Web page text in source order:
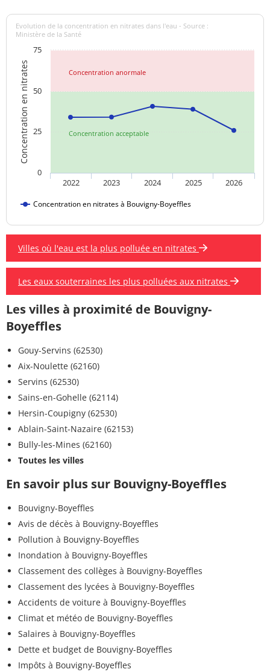
Concentration acceptable
Concentration anormale
Concentration en nitrates
Evolution de la concentration en nitrates dans l'eau - Source :
Ministère de la Santé
Concentration en nitrates à Bouvigny-Boyeffles
2022 2023 2024 2025 2026
0
25
50
75
Villes où l'eau est la plus polluée en nitrates
Les eaux souterraines les plus polluées aux nitrates
Les villes à proximité de Bouvigny-
Boyeffles
Gouy-Servins (62530)
Aix-Noulette (62160)
Servins (62530)
Sains-en-Gohelle (62114)
Hersin-Coupigny (62530)
Ablain-Saint-Nazaire (62153)
Bully-les-Mines (62160)
Toutes les villes
En savoir plus sur Bouvigny-Boyeffles
Bouvigny-Boyeffles
Avis de décès à Bouvigny-Boyeffles
Pollution à Bouvigny-Boyeffles
Inondation à Bouvigny-Boyeffles
Classement des collèges à Bouvigny-Boyeffles
Classement des lycées à Bouvigny-Boyeffles
Accidents de voiture à Bouvigny-Boyeffles
Climat et météo de Bouvigny-Boyeffles
Salaires à Bouvigny-Boyeffles
Dette et budget de Bouvigny-Boyeffles
Impôts à Bouvigny-Boyeffles